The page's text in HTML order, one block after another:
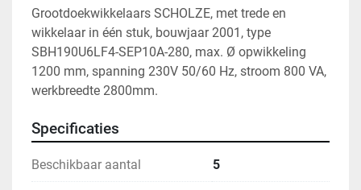
Grootdoekwikkelaars SCHOLZE, met trede en
wikkelaar in één stuk, bouwjaar 2001, type
SBH190U6LF4-SEP10A-280, max. Ø opwikkeling
1200 mm, spanning 230V 50/60 Hz, stroom 800 VA,
werkbreedte 2800mm.
Specificaties
Beschikbaar aantal 5